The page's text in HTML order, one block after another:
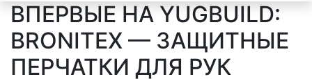
ВПЕРВЫЕ НА YUGBUILD:
BRONITEX — ЗАЩИТНЫЕ
ПЕРЧАТКИ ДЛЯ РУК